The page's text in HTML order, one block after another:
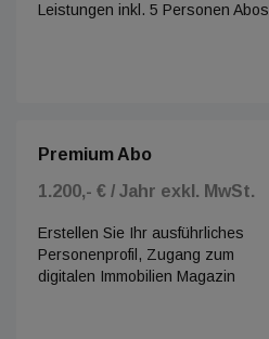
Leistungen inkl. 5 Personen Abos
Premium Abo
1.200,- € / Jahr exkl. MwSt.
Erstellen Sie Ihr ausführliches
Personenprofil, Zugang zum
digitalen Immobilien Magazin